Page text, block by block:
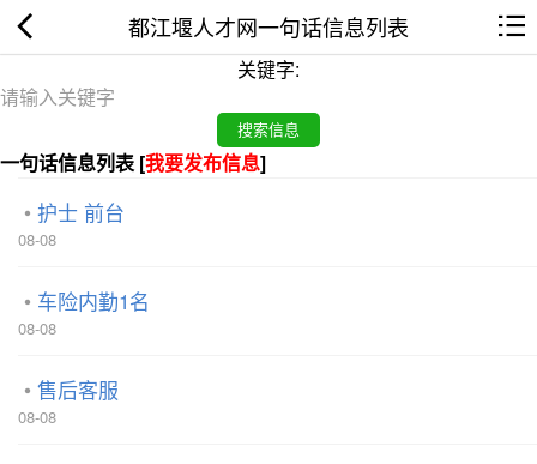
都江堰人才网一句话信息列表
关键字:
一句话信息列表 [我要发布信息]
护士 前台
08-08
车险内勤1名
08-08
售后客服
08-08